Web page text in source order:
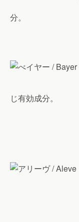
分。
じ有効成分。